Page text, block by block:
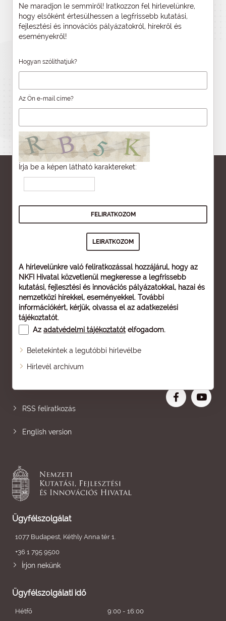
Ne maradjon le semmiről! Iratkozzon fel hírlevelünkre,
hogy elsőként értesülhessen a legfrissebb kutatási,
fejlesztési és innovációs pályázatokról, hírekről és
eseményekről!
Hogyan szólíthatjuk?
Az Ön e-mail címe?
Írja be a képen látható karaktereket:
A hírlevelünkre való feliratkozással hozzájárul, hogy az
NKFI Hivatal közvetlenül megkeresse a legfrissebb
kutatási, fejlesztési és innovációs pályázatokkal, hazai és
nemzetközi hírekkel, eseményekkel. További
információkért, kérjük, olvassa el az adatkezelési
tájékoztatót.
Az adatvédelmi tájékoztatót elfogadom.
Beletekintek a legutóbbi hírlevélbe
Hírlevél archívum
Oldaltérkép
RSS feliratkozás
English version
Ügyfélszolgálat
1077 Budapest, Kéthly Anna tér 1.
+36 1 795 9500
Írjon nekünk
Ügyfélszolgálati idő
Hétfő 9:00 - 16:00